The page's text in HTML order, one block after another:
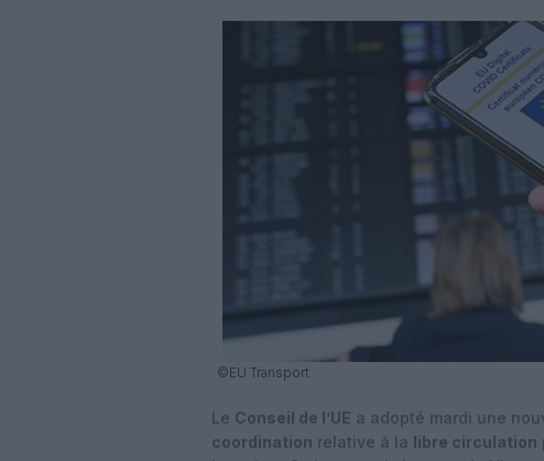
©EU Transport
Le Conseil de l’UE a adopté mardi une
coordination relative à la libre circulation